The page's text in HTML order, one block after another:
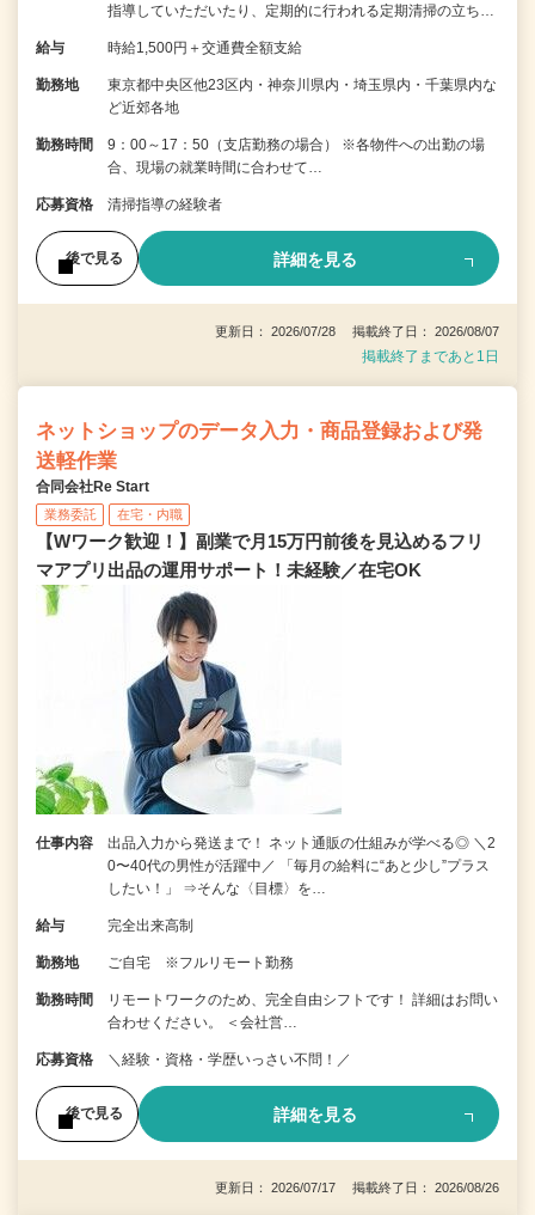
指導していただいたり、定期的に行われる定期清掃の立ち…
給与 時給1,500円＋交通費全額支給
勤務地
東京都中央区他23区内・神奈川県内・埼玉県内・千葉県内な
ど近郊各地
勤務時間
9：00～17：50（支店勤務の場合） ※各物件への出勤の場
合、現場の就業時間に合わせて…
応募資格 清掃指導の経験者
後で見る 詳細を見る
更新日： 2026/07/28 掲載終了日： 2026/08/07
掲載終了まであと1日
ネットショップのデータ入力・商品登録および発
送軽作業
合同会社Re Start
業務委託 在宅・内職
【Wワーク歓迎！】副業で月15万円前後を見込めるフリ
マアプリ出品の運用サポート！未経験／在宅OK
仕事内容
出品入力から発送まで！ ネット通販の仕組みが学べる◎ ＼2
0〜40代の男性が活躍中／ 「毎月の給料に“あと少し”プラス
したい！」 ⇒そんな〈目標〉を…
給与 完全出来高制
勤務地 ご自宅 ※フルリモート勤務
勤務時間
リモートワークのため、完全自由シフトです！ 詳細はお問い
合わせください。 ＜会社営…
応募資格 ＼経験・資格・学歴いっさい不問！／
後で見る 詳細を見る
更新日： 2026/07/17 掲載終了日： 2026/08/26